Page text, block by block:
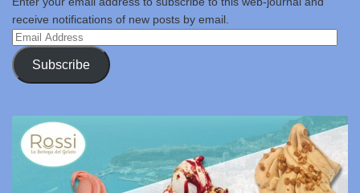
receive notifications of new posts by email.
Email
Address
Subscribe